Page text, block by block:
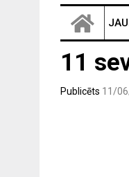
11
Publicēts 11/